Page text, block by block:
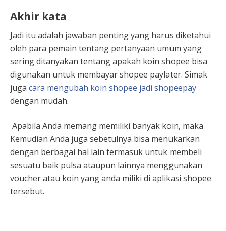
Akhir kata
Jadi itu adalah jawaban penting yang harus diketahui
oleh para pemain tentang pertanyaan umum yang
sering ditanyakan tentang apakah koin shopee bisa
digunakan untuk membayar shopee paylater. Simak
juga cara mengubah koin shopee jadi shopeepay
dengan mudah.
Apabila Anda memang memiliki banyak koin, maka
Kemudian Anda juga sebetulnya bisa menukarkan
dengan berbagai hal lain termasuk untuk membeli
sesuatu baik pulsa ataupun lainnya menggunakan
voucher atau koin yang anda miliki di aplikasi shopee
tersebut.